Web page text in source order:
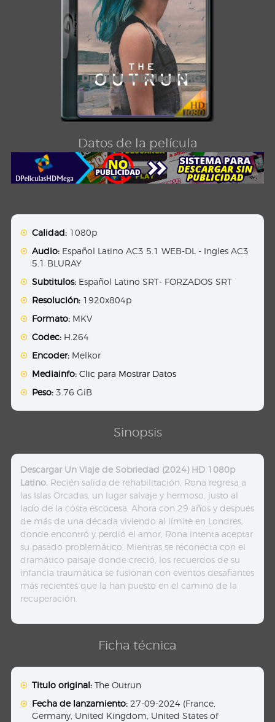
Datos de la película
Calidad: 1080p
Audio: Español Latino AC3 5.1 WEB-DL - Ingles AC3
5.1 BLURAY
Subtitulos: Español Latino SRT- FORZADOS SRT
Resolución: 1920x804p
Formato: MKV
Codec: H.264
Encoder: Melkor
Mediainfo: Clic para Mostrar Datos
Peso: 3.76 GiB
Sinopsis
Descargar Un Viaje de Sobriedad (2024) HD 1080p
Latino. Recién salida de rehabilitación, Rona regresa a
las Islas Orcadas, un lugar salvaje y hermoso, justo al
lado de la costa escocesa. Ahora con 29 años y después
de más de una década viviendo al límite en Londres,
donde encontró y perdió el amor, Rona intenta aceptar
su pasado problemático. Mientras se reconecta con el
dramático paisaje donde creció, los recuerdos de su
infancia traumática se fusionan con eventos desafiantes
más recientes que la han puesto en el camino de la
recuperación.
Ficha técnica
Titulo original: The Outrun
Fecha de lanzamiento: 27-09-2024 (France,
Germany, United Kingdom, United States of